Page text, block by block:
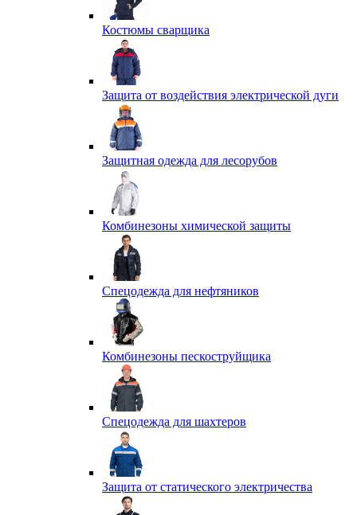
Костюмы сварщика
Защита от воздействия электрической дуги
Защитная одежда для лесорубов
Комбинезоны химической защиты
Спецодежда для нефтяников
Комбинезоны пескоструйщика
Спецодежда для шахтеров
Защита от статического электричества